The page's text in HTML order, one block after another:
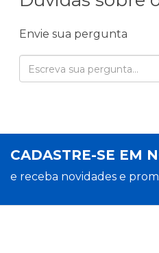
Envie sua pergunta
CADASTRE-SE EM
e receba novidades e